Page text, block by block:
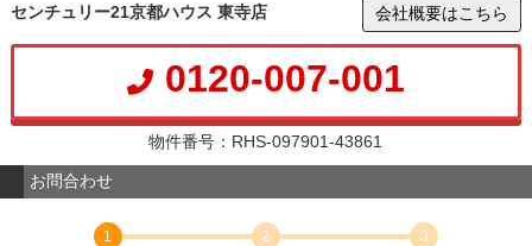
センチュリー21京都ハウス 東寺店 会社概要はこちら
0120-007-001
物件番号：RHS-097901-43861
お問合わせ
1
2
3